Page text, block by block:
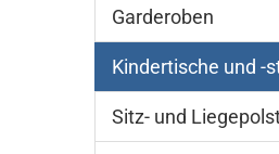
Garderoben
Kindertische und -
Sitz- und